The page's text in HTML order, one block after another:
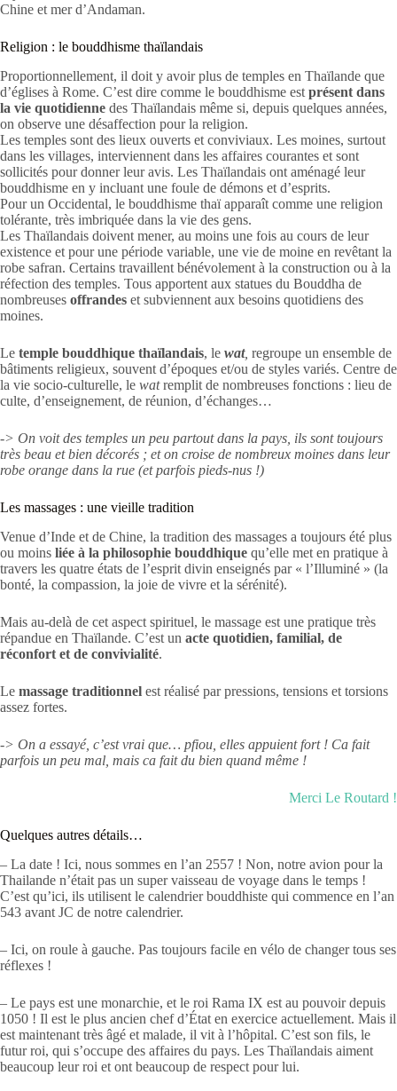
Chine et mer d’Andaman.
Religion : le bouddhisme thaïlandais
Proportionnellement, il doit y avoir plus de temples en Thaïlande que
d’églises à Rome. C’est dire comme le bouddhisme est présent dans
la vie quotidienne des Thaïlandais même si, depuis quelques années,
on observe une désaffection pour la religion.
Les temples sont des lieux ouverts et conviviaux. Les moines, surtout
dans les villages, interviennent dans les affaires courantes et sont
sollicités pour donner leur avis. Les Thaïlandais ont aménagé leur
bouddhisme en y incluant une foule de démons et d’esprits.
Pour un Occidental, le bouddhisme thaï apparaît comme une religion
tolérante, très imbriquée dans la vie des gens.
Les Thaïlandais doivent mener, au moins une fois au cours de leur
existence et pour une période variable, une vie de moine en revêtant la
robe safran. Certains travaillent bénévolement à la construction ou à la
réfection des temples. Tous apportent aux statues du Bouddha de
nombreuses offrandes et subviennent aux besoins quotidiens des
moines.
Le temple bouddhique thaïlandais, le wat, regroupe un ensemble de
bâtiments religieux, souvent d’époques et/ou de styles variés. Centre de
la vie socio-culturelle, le watremplit de nombreuses fonctions : lieu de
culte, d’enseignement, de réunion, d’échanges…
-> On voit des temples un peu partout dans la pays, ils sont toujours
très beau et bien décorés ; et on croise de nombreux moines dans leur
robe orange dans la rue (et parfois pieds-nus !)
Les massages : une vieille tradition
Venue d’Inde et de Chine, la tradition des massages a toujours été plus
ou moins liée à la philosophie bouddhique qu’elle met en pratique à
travers les quatre états de l’esprit divin enseignés par « l’Illuminé » (la
bonté, la compassion, la joie de vivre et la sérénité).
Mais au-delà de cet aspect spirituel, le massage est une pratique très
répandue en Thaïlande. C’est un acte quotidien, familial, de
réconfort et de convivialité.
Le massage traditionnel est réalisé par pressions, tensions et torsions
assez fortes.
-> On a essayé, c’est vrai que… pfiou, elles appuient fort ! Ca fait
parfois un peu mal, mais ca fait du bien quand même !
Merci Le Routard !
Quelques autres détails…
– La date ! Ici, nous sommes en l’an 2557 ! Non, notre avion pour la
Thailande n’était pas un super vaisseau de voyage dans le temps !
C’est qu’ici, ils utilisent le calendrier bouddhiste qui commence en l’an
543 avant JC de notre calendrier.
– Ici, on roule à gauche. Pas toujours facile en vélo de changer tous ses
réflexes !
– Le pays est une monarchie, et le roi Rama IX est au pouvoir depuis
1050 ! Il est le plus ancien chef d’État en exercice actuellement. Mais il
est maintenant très âgé et malade, il vit à l’hôpital. C’est son fils, le
futur roi, qui s’occupe des affaires du pays. Les Thaïlandais aiment
beaucoup leur roi et ont beaucoup de respect pour lui.